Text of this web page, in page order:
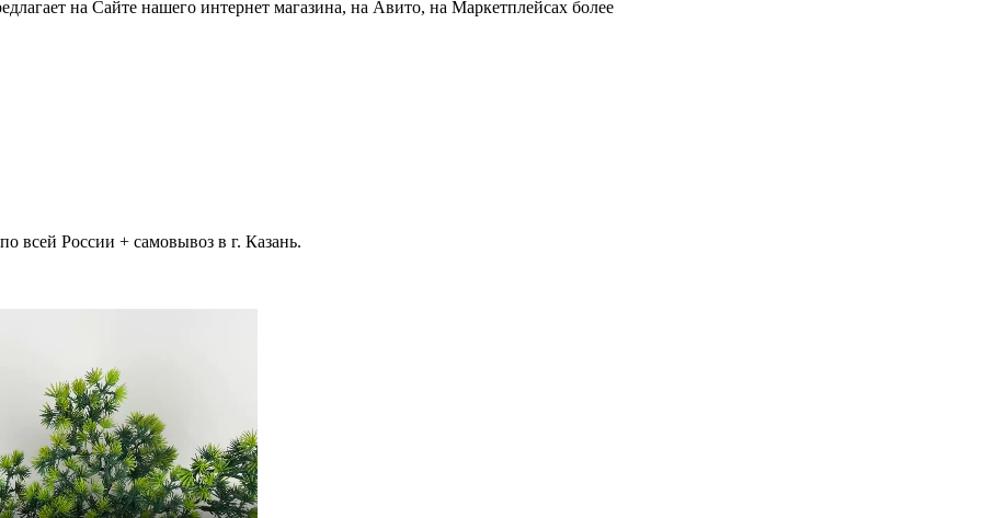
на Сайте нашего интернет магазина, на Авито, на Маркетплейсах более
России + самовывоз в г. Казань.